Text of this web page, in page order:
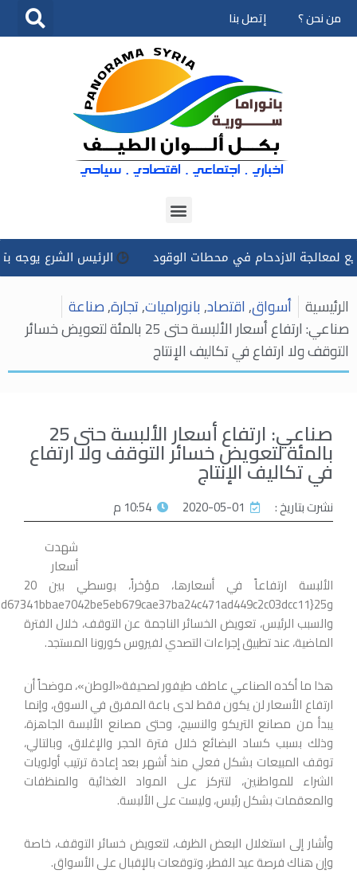
تخطى
من نحن ؟ إتصل بنا
الازدحام في محطات الوقود الرئيس الشرع يوجه
الرئيسية أسواق,اقتصاد,بانوراميات,تجارة,صناعة
صناعي: ارتفاع أسعار الألبسة حتى 25 بالمئة لتعويض خسائر
التوقف ولا ارتفاع في تكاليف الإنتاج
صناعي: ارتفاع أسعار الألبسة حتى 25
بالمئة لتعويض خسائر التوقف ولا ارتفاع
في تكاليف الإنتاج
نشرت بتاريخ : 2020-05-01
10:54 م
شهدت
أسعار
الألبسة ارتفاعاً في أسعارها، مؤخراً، بوسطي بين 20
والسبب الرئيس، تعويض الخسائر الناجمة عن التوقف، خلال الفترة
الماضية، عند تطبيق إجراءات التصدي لفيروس كورونا المستجد.
هذا ما أكده الصناعي عاطف طيفور لصحيفة«الوطن»، موضحاً أن
ارتفاع الأسعار لن يكون فقط لدى باعة المفرق في السوق، وإنما
يبدأ من مصانع التريكو والنسيج، وحتى مصانع الألبسة الجاهزة،
وذلك بسبب كساد البضائع خلال فترة الحجر والإغلاق، وبالتالي،
توقف المبيعات بشكل فعلي منذ أشهر بعد إعادة ترتيب أولويات
الشراء للمواطنين، لتتركز على المواد الغذائية والمنظفات
والمعقمات بشكل رئيس، وليست على الألبسة.
وأشار إلى استغلال البعض الظرف، لتعويض خسائر التوقف، خاصة
وإن هناك فرصة عيد الفطر، وتوقعات بالإقبال على الأسواق.